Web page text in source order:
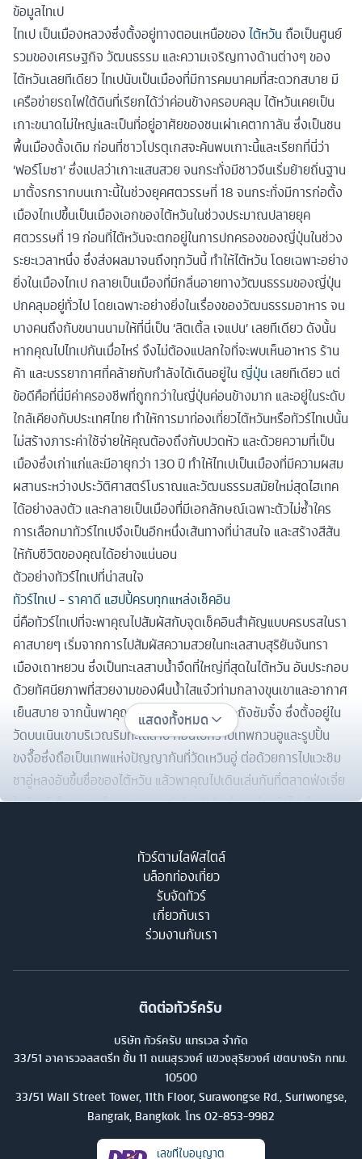
ข้อมูลไทเป
ไทเป เป็นเมืองหลวงซึ่งตั้งอยู่ทางตอนเหนือของไต้หวันถือเป็นศูนย์
รวมของเศรษฐกิจ วัฒนธรรม และความเจริญทางด้านต่างๆ ของ
ไต้หวันเลยทีเดียว ไทเปนับเป็นเมืองที่มีการคมนาคมที่สะดวกสบาย มี
เครือข่ายรถไฟใต้ดินที่เรียกได้ว่าค่อนข้างครอบคลุม ไต้หวันเคยเป็น
เกาะขนาดไม่ใหญ่และเป็นที่อยู่อาศัยของชนเผ่าเคตากาลัน ซึ่งเป็นชน
พื้นเมืองดั้งเดิม ก่อนที่ชาวโปรตุเกสจะค้นพบเกาะนี้และเรียกที่นี่ว่า
‘ฟอร์โมซา’ ซึ่งแปลว่าเกาะแสนสวย จนกระทั่งมีชาวจีนเริ่มย้ายถิ่นฐาน
มาตั้งรกรากบนเกาะนี้ในช่วงยุคศตวรรษที่ 18 จนกระทั่งมีการก่อตั้ง
เมืองไทเปขึ้นเป็นเมืองเอกของไต้หวันในช่วงประมาณปลายยุค
ศตวรรษที่ 19 ก่อนที่ไต้หวันจะตกอยู่ในการปกครองของญี่ปุ่นในช่วง
ระยะเวลาหนึ่ง ซึ่งส่งผลมาจนถึงทุกวันนี้ ทำให้ไต้หวัน โดยเฉพาะอย่าง
ยิ่งในเมืองไทเป กลายเป็นเมืองที่มีกลิ่นอายทางวัฒนธรรมของญี่ปุ่น
ปกคลุมอยู่ทั่วไป โดยเฉพาะอย่างยิ่งในเรื่องของวัฒนธรรมอาหาร จน
บางคนถึงกับขนานนามให้ที่นี่เป็น ‘ลิตเติ้ล เจแปน’ เลยทีเดียว ดังนั้น
หากคุณไปไทเปกันเมื่อไหร่ จึงไม่ต้องแปลกใจที่จะพบเห็นอาหาร ร้าน
ค้า และบรรยากาศที่คล้ายกับกำลังได้เดินอยู่ในญี่ปุ่น เลยทีเดียว แต่
ข้อดีคือที่นี่มีค่าครองชีพที่ถูกกว่าในญี่ปุ่นค่อนข้างมาก และอยู่ในระดับ
ใกล้เคียงกับประเทศไทย ทำให้การมาท่องเที่ยวไต้หวันหรือทัวร์ไทเปนั้น
ไม่สร้างภาระค่าใช้จ่ายให้คุณต้องถึงกับปวดหัว และด้วยความที่เป็น
เมืองซึ่งเก่าแก่และมีอายุกว่า 130 ปี ทำให้ไทเปเป็นเมืองที่มีความผสม
ผสานระหว่างประวัติศาสตร์โบราณและวัฒนธรรมสมัยใหม่สุดไฮเทค
ได้อย่างลงตัว และกลายเป็นเมืองที่มีเอกลักษณ์เฉพาะตัวไม่ซ้ำใคร
การเลือกมาทัวร์ไทเปจึงเป็นอีกหนึ่งเส้นทางที่น่าสนใจ และสร้างสีสัน
ให้กับชีวิตของคุณได้อย่างแน่นอน
ตัวอย่างทัวร์ไทเปที่น่าสนใจ
ทัวร์ไทเป - ราคาดี แฮปปี้ครบทุกแหล่งเช็คอิน
นี่คือทัวร์ไทเปที่จะพาคุณไปสัมผัสกับจุดเช็คอินสำคัญแบบครบรสในรา
คาสบายๆ เริ่มจากการไปสัมผัสความสวยในทะเลสาบสุริยันจันทรา
เมืองเถาหยวน ซึ่งเป็นทะเลสาบน้ำจืดที่ใหญ่ที่สุดในไต้หวัน อันประกอบ
ด้วยทัศนียภาพที่สวยงามของผืนน้ำใสแจ๋วท่ามกลางขุนเขาและอากาศ
เย็นสบาย จากนั้นพาคุณไปสักการะอัฐิของพระถังซัมจั๋ง ซึ่งตั้งอยู่ใน
วัดบนเนินเขาบริเวณริมทะเลสาบ ก่อนไปกราบเทพกวนอูและรูปปั้น
ขงจื๊อซึ่งถือเป็นเทพแห่งปัญญากันที่วัดเหวินอู่ ต่อด้วยการไปแวะชิม
ชาอู่หลงอันขึ้นชื่อของไต้หวัน แล้วพาคุณไปเดินเล่นกันที่ตลาดฟ่งเจี่ย
ไนท์มาร์เก็ต ตลาดโบราณอายุกว่าร้อยปี วันต่อมามุ่งหน้าไปเยือน
หน้าสู่อุทยานเหย่หลิ่ว ซึ่งเต็มไปด้วยโขดหินรูปร่างแปลกตาอันเกิด
จากการกัดเซาะของลมและน้ำทะเล ก่อนพาคุณเดินทางไปยังหมู่บ้าน
โบราณจิ่วเฟิ่นอันโด่งดัง ซึ่งเป็นชุมชนอันเก่าแก่ที่เต็มไปด้วยอาคาร
บ้านเรือนในสไตล์จีนโบราณ งดงามด้วยแสงจากโคมไฟสีแดง และ
เป็นแหล่งรวมของอาหารขึ้นชื่อรวมถึงร้านขายสินค้ามากมาย แล้วไป
เลือกหาสินค้าข้าวของหลากหลายกันในตลาดซีเหมินติงเป็นการปิด
จริงๆ
ทัวร์ไทเป - เถาหยวน ช้อปปิ้งจุใจ เที่ยวชมไฮไลท์กันสุดเพลิน
ทัวร์ไทเปทริปนี้ เชื่อว่าจะทำให้คนชอบช้อปแฮปปี้กันได้อย่างแน่นอน
เริ่มต้นทริปกันด้วยการไปเช็คอินไฮไลท์ของไต้หวันถึงสองแห่ง ทั้งการ
ชมความงดงามแปลกตาของหินนานารูปแบบกันที่อุทยานเหย่หลิ่ว ซึ่ง
แสดงทั้งหมด
ทัวร์ตามไลฟ์สไตล์
บล็อกท่องเที่ยว
รับจัดทัวร์
เกี่ยวกับเรา
ร่วมงานกับเรา
ติดต่อทัวร์ครับ
บริษัท ทัวร์ครับ แทรเวล จำกัด
33/51 อาคารวอลสตรีท ชั้น 11 ถนนสุรวงศ์ แขวงสุริยวงศ์ เขตบางรัก กทม.
10500
33/51 Wall Street Tower, 11th Floor, Surawongse Rd., Suriwongse,
Bangrak, Bangkok. โทร 02-853-9982
เลขที่ใบอนุญาต